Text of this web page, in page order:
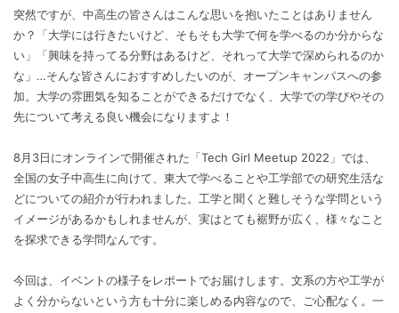
突然ですが、中高生の皆さんはこんな思いを抱いたことはありません
か？「大学には行きたいけど、そもそも大学で何を学べるのか分からな
い」「興味を持ってる分野はあるけど、それって大学で深められるのか
な」…そんな皆さんにおすすめしたいのが、オープンキャンパスへの参
加。大学の雰囲気を知ることができるだけでなく、大学での学びやその
先について考える良い機会になりますよ！
8月3日にオンラインで開催された「Tech Girl Meetup 2022」では、
全国の女子中高生に向けて、東大で学べることや工学部での研究生活な
どについての紹介が行われました。工学と聞くと難しそうな学問という
イメージがあるかもしれませんが、実はとても裾野が広く、様々なこと
を探求できる学問なんです。
今回は、イベントの様子をレポートでお届けします。文系の方や工学が
よく分からないという方も十分に楽しめる内容なので、ご心配なく。一